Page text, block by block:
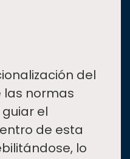
del
las normas
el
de esta
lo